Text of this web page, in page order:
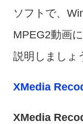
ソフトで、
MPEG2動画
説明しましょ
XMedia
XMedia